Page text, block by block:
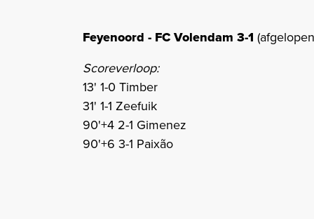
Feyenoord - FC Volendam 3-1
Scoreverloop:
13' 1-0 Timber
31' 1-1 Zeefuik
90'+4 2-1 Gimenez
90'+6 3-1 Paixão